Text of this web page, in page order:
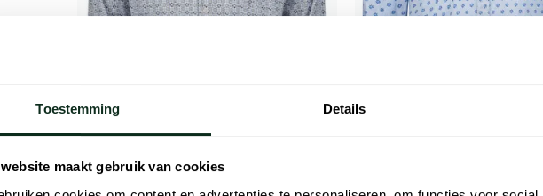
Toestemming Details
website maakt gebruik van cookies